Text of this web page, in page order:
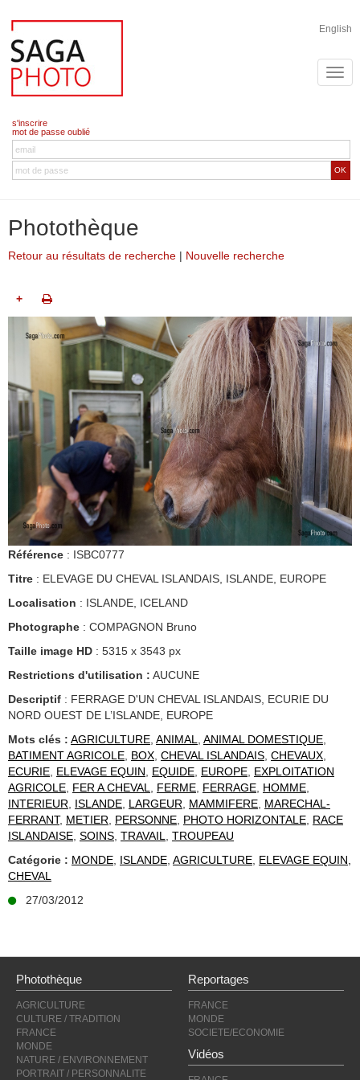
English
s'inscrire
mot de passe oublié
OK
Photothèque
Retour au résultats de recherche | Nouvelle recherche
+
Référence : ISBC0777
Titre : ELEVAGE DU CHEVAL ISLANDAIS, ISLANDE, EUROPE
Localisation : ISLANDE, ICELAND
Photographe : COMPAGNON Bruno
Taille image HD : 5315 x 3543 px
Restrictions d'utilisation : AUCUNE
Descriptif : FERRAGE D'UN CHEVAL ISLANDAIS, ECURIE DU
NORD OUEST DE L’ISLANDE, EUROPE
Mots clés : AGRICULTURE, ANIMAL, ANIMAL DOMESTIQUE,
BATIMENT AGRICOLE, BOX, CHEVAL ISLANDAIS, CHEVAUX,
ECURIE, ELEVAGE EQUIN, EQUIDE, EUROPE, EXPLOITATION
AGRICOLE, FER A CHEVAL, FERME, FERRAGE, HOMME,
INTERIEUR, ISLANDE, LARGEUR, MAMMIFERE, MARECHAL-
FERRANT, METIER, PERSONNE, PHOTO HORIZONTALE, RACE
ISLANDAISE, SOINS, TRAVAIL, TROUPEAU
Catégorie : MONDE, ISLANDE, AGRICULTURE, ELEVAGE EQUIN,
CHEVAL
27/03/2012
Photothèque
AGRICULTURE
CULTURE / TRADITION
FRANCE
MONDE
NATURE / ENVIRONNEMENT
PORTRAIT / PERSONNALITE
Reportages
FRANCE
MONDE
SOCIETE/ECONOMIE
Vidéos